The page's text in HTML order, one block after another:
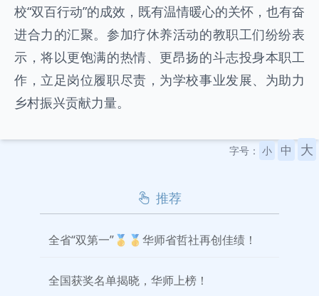
校“双百行动”的成效，既有温情暖心的关怀，也有奋
进合力的汇聚。参加疗休养活动的教职工们纷纷表
示，将以更饱满的热情、更昂扬的斗志投身本职工
作，立足岗位履职尽责，为学校事业发展、为助力
乡村振兴贡献力量。
字号： 小 中 大
推荐
全省“双第一”🥇🥇华师省哲社再创佳绩！
全国获奖名单揭晓，华师上榜！